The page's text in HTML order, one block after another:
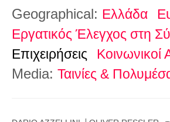
Geographical: Ελλάδα
Εργατικός Έλεγχος στη
Επιχειρήσεις
Κοινωνικοί
Media: Ταινίες &